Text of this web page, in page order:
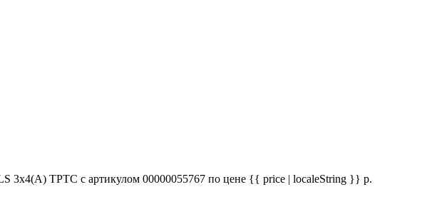
3х4(А) ТРТС с артикулом 00000055767 по цене {{ price | localeString }} р.